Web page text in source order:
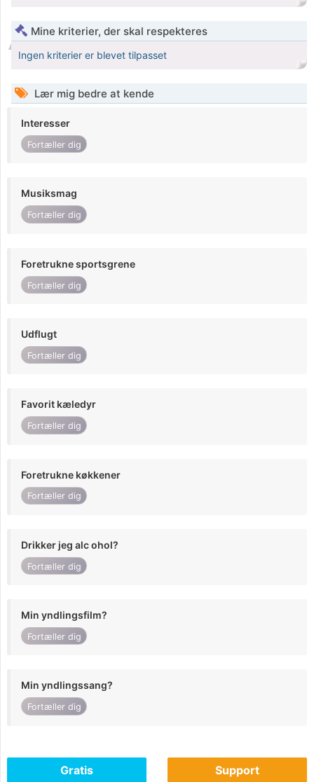
Mine kriterier, der skal respekteres
Ingen kriterier er blevet tilpasset
Lær mig bedre at kende
Interesser
Fortæller dig
Musiksmag
Fortæller dig
Foretrukne sportsgrene
Fortæller dig
Udflugt
Fortæller dig
Favorit kæledyr
Fortæller dig
Foretrukne køkkener
Fortæller dig
Drikker jeg alc ohol?
Fortæller dig
Min yndlingsfilm?
Fortæller dig
Min yndlingssang?
Fortæller dig
Gratis Support